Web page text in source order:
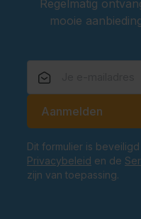
Regelmatig
mooie
Aanmelden
Dit formulier is
Privacybeleid en de
zijn van toepassing.